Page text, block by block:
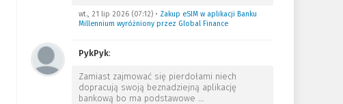
wt., 21 lip 2026 (07:12)• Zakup eSIM w aplikacji Banku
Millennium wyróżniony przez Global Finance
PykPyk:
Zamiast zajmować się pierdołami niech
dopracują swoją beznadziejną aplikację
bankową bo ma podstawowe …